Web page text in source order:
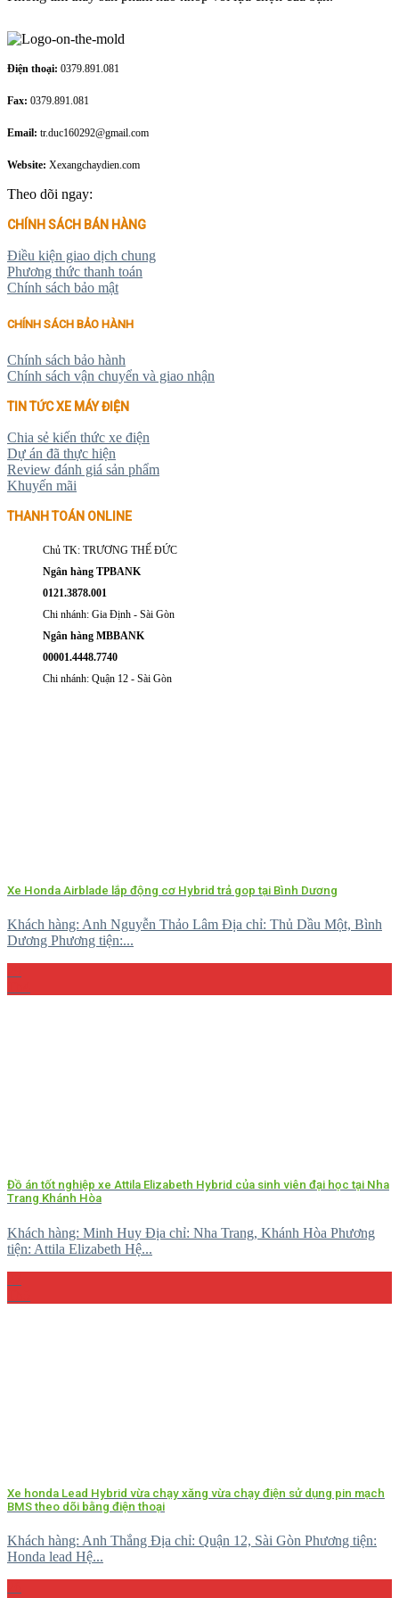
Điện thoại: 0379.891.081
Fax: 0379.891.081
Email: tr.duc160292@gmail.com
Website: Xexangchaydien.com
Theo dõi ngay:
CHÍNH SÁCH BÁN HÀNG
Điều kiện giao dịch chung
Phương thức thanh toán
Chính sách bảo mật
CHÍNH SÁCH BẢO HÀNH
Chính sách bảo hành
Chính sách vận chuyển và giao nhận
TIN TỨC XE MÁY ĐIỆN
Chia sẻ kiến thức xe điện
Dự án đã thực hiện
Review đánh giá sản phẩm
Khuyến mãi
THANH TOÁN ONLINE
Chủ TK: TRƯƠNG THẾ ĐỨC
Ngân hàng TPBANK
0121.3878.001
Chi nhánh: Gia Định - Sài Gòn
Ngân hàng MBBANK
00001.4448.7740
Chi nhánh: Quận 12 - Sài Gòn
Xe Honda Airblade lắp động cơ Hybrid trả gop tại Bình Dương
Khách hàng: Anh Nguyễn Thảo Lâm Địa chỉ: Thủ Dầu Một, Bình
Dương Phương tiện:...
Đồ án tốt nghiệp xe Attila Elizabeth Hybrid của sinh viên đại học tại Nha
Trang Khánh Hòa
Khách hàng: Minh Huy Địa chỉ: Nha Trang, Khánh Hòa Phương
tiện: Attila Elizabeth Hệ...
Xe honda Lead Hybrid vừa chạy xăng vừa chạy điện sử dụng pin mạch
BMS theo dõi bằng điện thoại
Khách hàng: Anh Thắng Địa chỉ: Quận 12, Sài Gòn Phương tiện:
Honda lead Hệ...